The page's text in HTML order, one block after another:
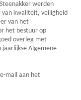
werden
van kwaliteit, veiligheid
van het
het bestuur op
overleg met
jaarlijkse Algemene
mail aan het